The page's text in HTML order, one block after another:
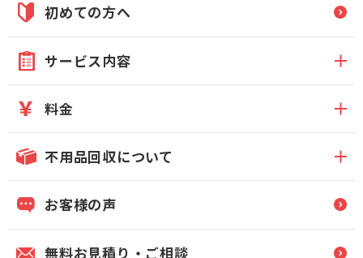
初めての方へ
サービス内容
料金
不用品回収について
お客様の声
無料お見積り・ご相談